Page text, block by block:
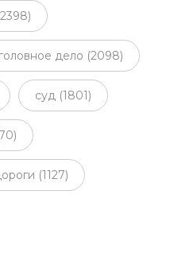
дело (2098)
суд (1801)
(1127)